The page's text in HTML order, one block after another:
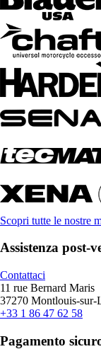
Scopri tutte le nostre
Assistenza post-
Contattaci
11 rue Bernard Maris
37270 Montlouis-sur-
+33 1 86 47 62 58
Pagamento